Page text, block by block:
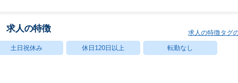
求人の特徴 求人の特徴タグ
土日祝休み 休日120日以上 転勤なし